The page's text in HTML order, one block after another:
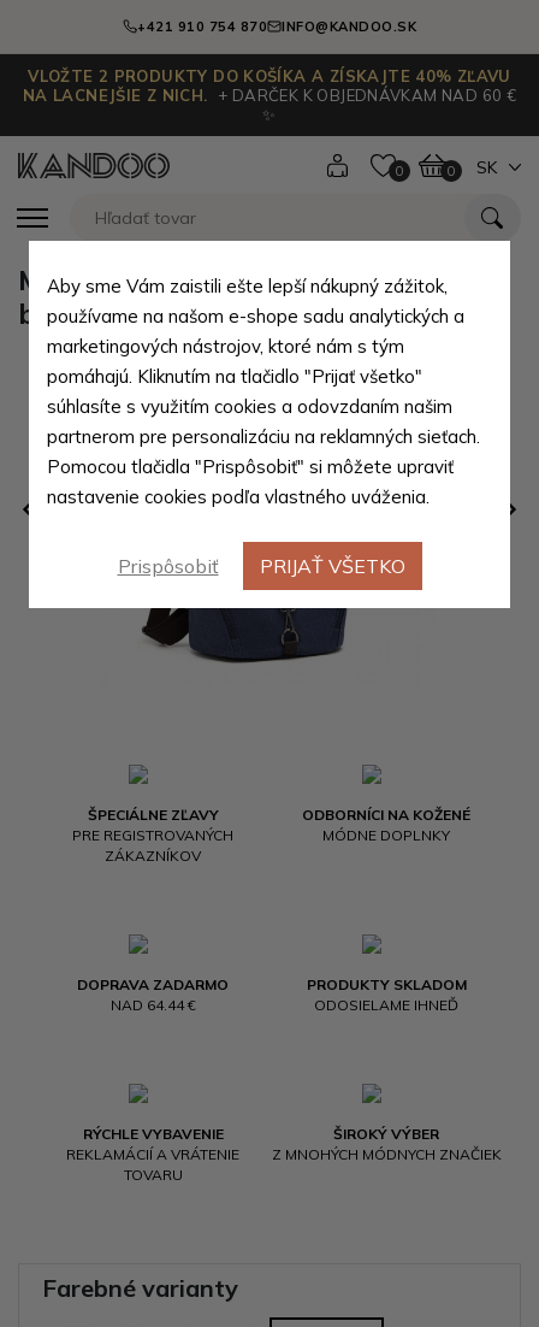
+421 910 754 870 INFO@KANDOO.SK
VLOŽTE 2 PRODUKTY DO KOŠÍKA A ZÍSKAJTE 40% ZĽAVU
NA LACNEJŠIE Z NICH.
+ DARČEK K OBJEDNÁVKAM NAD 60 €
✨
0 0 SK
ŠPECIÁLNE ZĽAVY
PRE REGISTROVANÝCH
ZÁKAZNÍKOV
ODBORNÍCI NA KOŽENÉ
MÓDNE DOPLNKY
DOPRAVA ZADARMO
NAD 64.44 €
PRODUKTY SKLADOM
ODOSIELAME IHNEĎ
RÝCHLE VYBAVENIE
REKLAMÁCIÍ A VRÁTENIE
TOVARU
ŠIROKÝ VÝBER
Z MNOHÝCH MÓDNYCH ZNAČIEK
Modrý textilný dámsky zipsový
batoh Efrosinis
Farebné varianty
Aby sme Vám zaistili ešte lepší nákupný zážitok,
používame na našom e-shope sadu analytických a
marketingových nástrojov, ktoré nám s tým
pomáhajú. Kliknutím na tlačidlo "Prijať všetko"
súhlasíte s využitím cookies a odovzdaním našim
partnerom pre personalizáciu na reklamných sieťach.
Pomocou tlačidla "Prispôsobiť" si môžete upraviť
nastavenie cookies podľa vlastného uváženia.
Prispôsobiť PRIJAŤ VŠETKO